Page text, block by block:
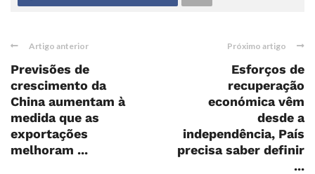
Artigo anterior
Previsões de
crescimento da
China aumentam à
medida que as
exportações
melhoram ...
Próximo artigo
Esforços de
recuperação
económica vêm
desde a
independência, País
precisa saber definir
...